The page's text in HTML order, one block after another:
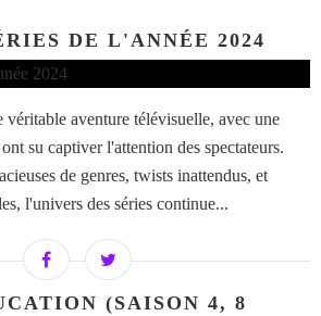
DE L'ANNÉE 2024
véritable aventure télévisuelle, avec une
su captiver l'attention des spectateurs.
de genres, twists inattendus, et
l'univers des séries continue...
(SAISON 4, 8